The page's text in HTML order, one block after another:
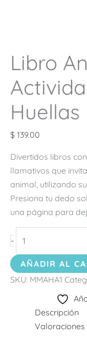
Libro
Huellas
$ 139.00
Divertidos libros
llamativos que
animal, utilizando
Presiona tu dedo
una página para
-
AÑADIR AL
SKU: MMAHA1
Descripción
Valoraciones